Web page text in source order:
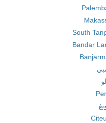
South
Bandar